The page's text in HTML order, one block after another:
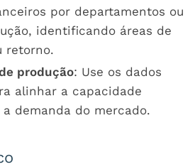
por departamentos ou
identificando áreas de
retorno.
produção: Use os dados
alinhar a capacidade
demanda do mercado.